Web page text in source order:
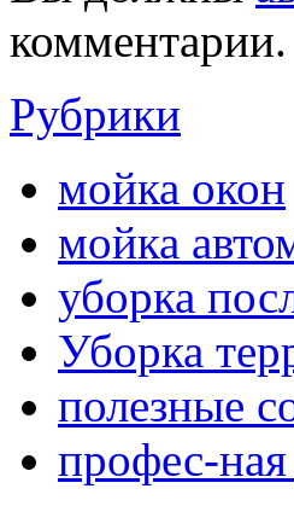
комментарии.
Рубрики
мойка окон
мойка
уборка
Уборка
полезные
профес-